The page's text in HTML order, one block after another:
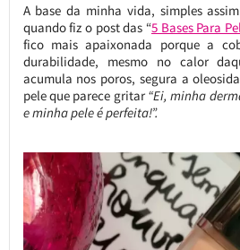
A base da minha vida, simples
quando fiz o post das “5 Bases Para
fico mais apaixonada porque a
durabilidade, mesmo no calor
acumula nos poros, segura a
pele que parece gritar “Ei, minha
e minha pele é perfeita!”.